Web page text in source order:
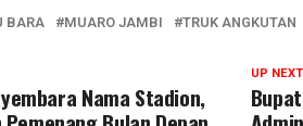
BARA MUARO JAMBI TRUK ANGKUTAN
UP NEXT
Nama Stadion,